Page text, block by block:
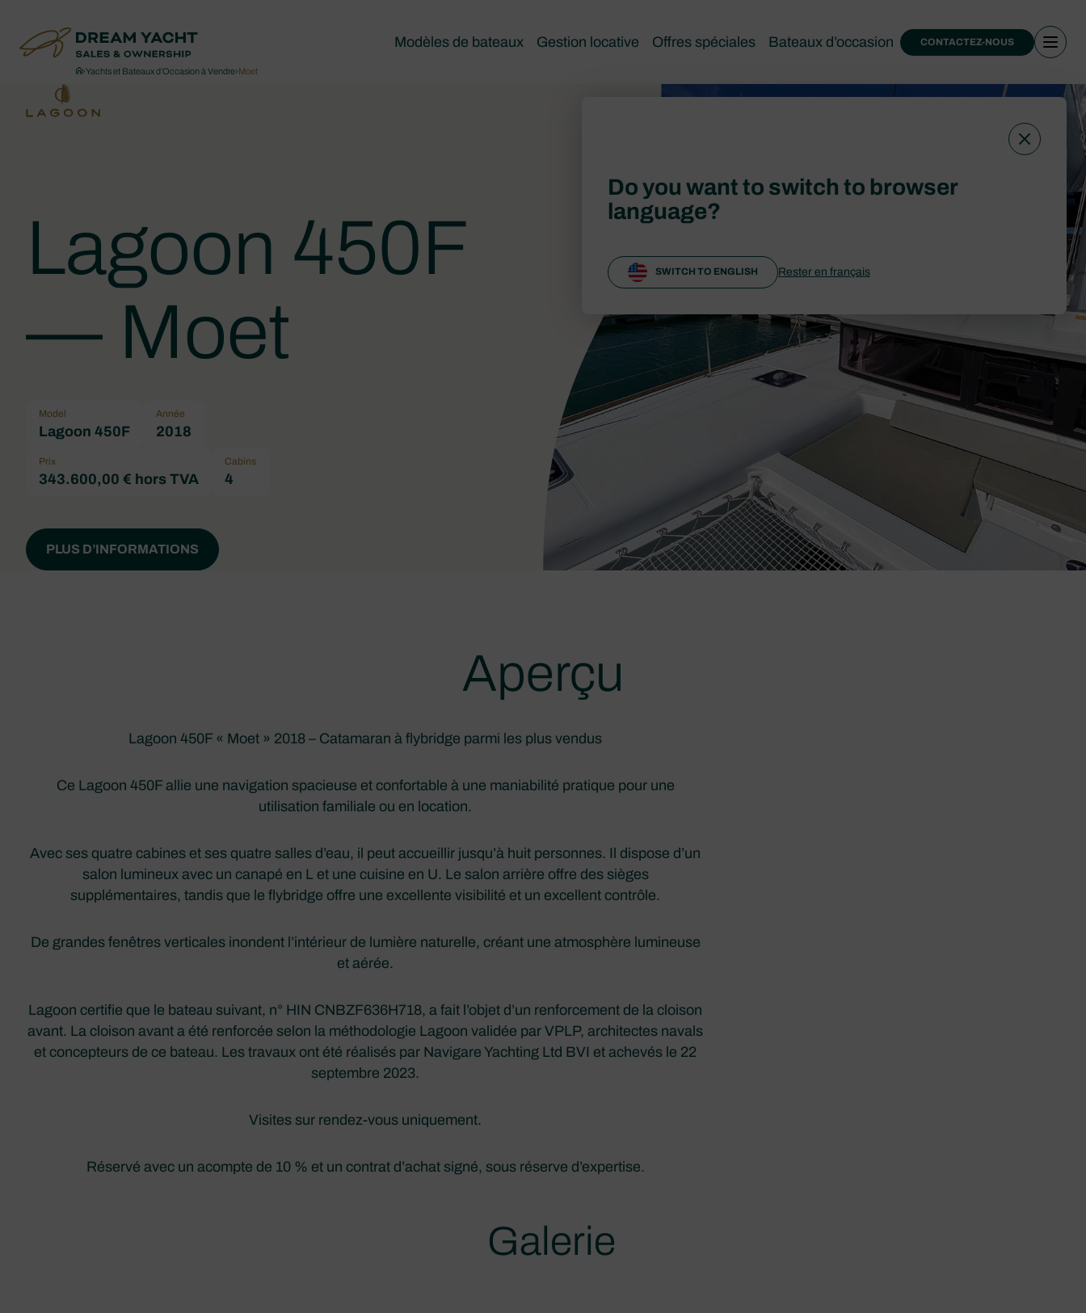
Modèles de bateaux Gestion locative Offres spéciales Bateaux d’occasion CONTACTEZ-NOUS
›Yachts et Bateaux d’Occasion à Vendre›Moet
Lagoon 450F
— Moet
Model
Lagoon 450F
Année
2018
Prix
343.600,00 € hors TVA
Cabins
4
PLUS D’INFORMATIONS
Aperçu
Lagoon 450F « Moet » 2018 – Catamaran à flybridge parmi les plus vendus
Ce Lagoon 450F allie une navigation spacieuse et confortable à une maniabilité pratique pour une
utilisation familiale ou en location.
Avec ses quatre cabines et ses quatre salles d’eau, il peut accueillir jusqu’à huit personnes. Il dispose d’un
salon lumineux avec un canapé en L et une cuisine en U. Le salon arrière offre des sièges
supplémentaires, tandis que le flybridge offre une excellente visibilité et un excellent contrôle.
De grandes fenêtres verticales inondent l’intérieur de lumière naturelle, créant une atmosphère lumineuse
et aérée.
Lagoon certifie que le bateau suivant, n° HIN CNBZF636H718, a fait l’objet d’un renforcement de la cloison
avant. La cloison avant a été renforcée selon la méthodologie Lagoon validée par VPLP, architectes navals
et concepteurs de ce bateau. Les travaux ont été réalisés par Navigare Yachting Ltd BVI et achevés le 22
septembre 2023.
Visites sur rendez-vous uniquement.
Réservé avec un acompte de 10 % et un contrat d’achat signé, sous réserve d’expertise.
Galerie
Do you want to switch to browser
language?
SWITCH TO ENGLISH Rester en français